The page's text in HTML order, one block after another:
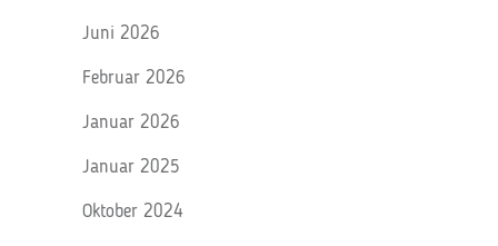
Juni 2026
Februar 2026
Januar 2026
Januar 2025
Oktober 2024